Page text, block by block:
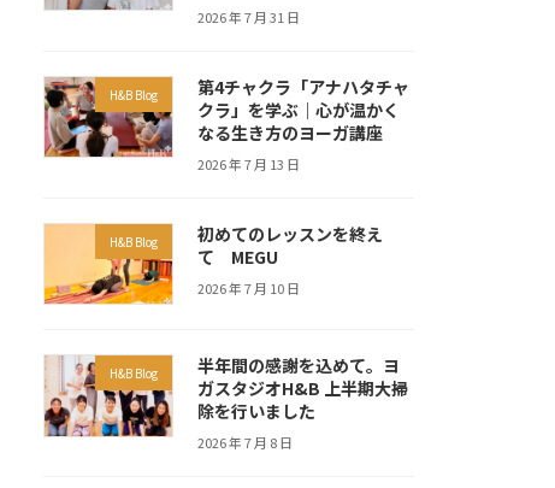
2026 年 7 月 31 日
H&B Blog
第4チャクラ「アナハタチャ
クラ」を学ぶ｜心が温かく
なる生き方のヨーガ講座
2026 年 7 月 13 日
H&B Blog
初めてのレッスンを終え
て MEGU
2026 年 7 月 10 日
H&B Blog
半年間の感謝を込めて。ヨ
ガスタジオH&B 上半期大掃
除を行いました
2026 年 7 月 8 日